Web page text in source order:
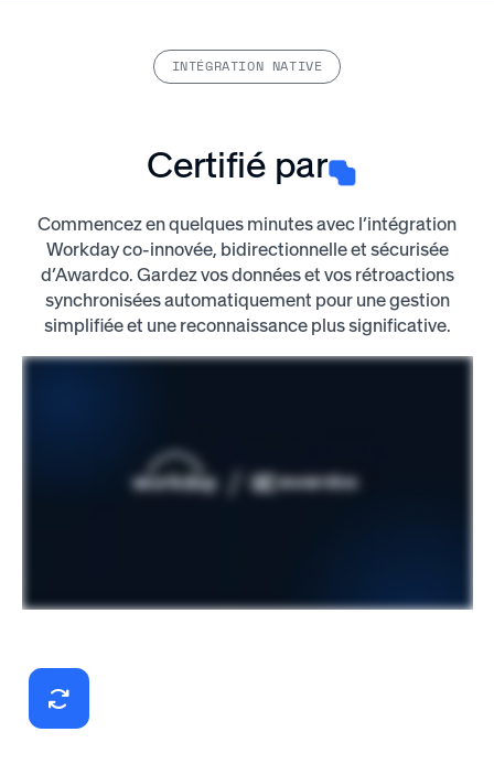
INTÉGRATION NATIVE
Certifié par
Commencez en quelques minutes avec l’intégration
Workday co-innovée, bidirectionnelle et sécurisée
d’Awardco. Gardez vos données et vos rétroactions
synchronisées automatiquement pour une gestion
simplifiée et une reconnaissance plus significative.